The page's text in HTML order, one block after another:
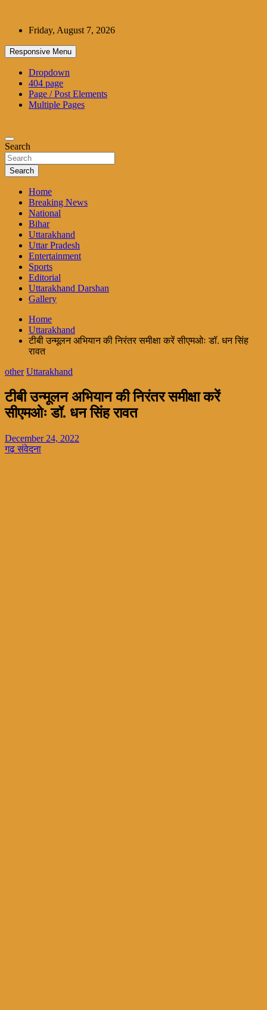
contentFriday, August 7, 2026
Responsive Menu
Dropdown
404 page
Page / Post Elements
Multiple Pages
Search
Search
Home
Breaking News
National
Bihar
Uttarakhand
Uttar Pradesh
Entertainment
Sports
Editorial
Uttarakhand Darshan
Gallery
Home
Uttarakhand
टीबी उन्मूलन अभियान की निरंतर समीक्षा करें सीएमओः डॉ. धन सिंह
रावत
other Uttarakhand
टीबी उन्मूलन अभियान की निरंतर समीक्षा करें
सीएमओः डॉ. धन सिंह रावत
December 24, 2022
गढ़ संवेदना